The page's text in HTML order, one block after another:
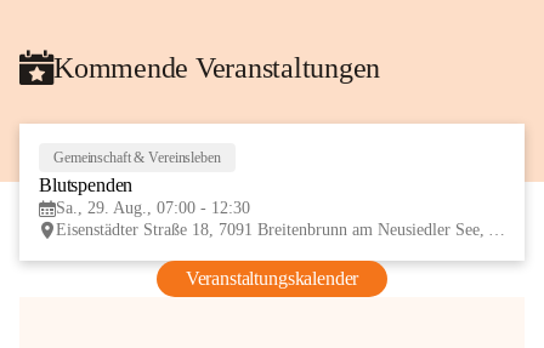
Kommende Veranstaltungen
Gemeinschaft & Vereinsleben
Blutspenden
Sa., 29. Aug., 07:00 - 12:30
Eisenstädter Straße 18, 7091 Breitenbrunn am Neusiedler See, AUT
Veranstaltungskalender